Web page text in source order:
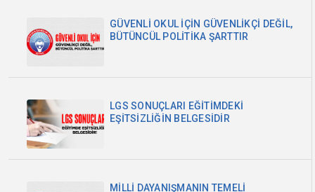
GÜVENLİ OKUL İÇİN GÜVENLİKÇİ DEĞİL,
BÜTÜNCÜL POLİTİKA ŞARTTIR
LGS SONUÇLARI EĞİTİMDEKİ
EŞİTSİZLİĞİN BELGESİDİR
MİLLİ DAYANIŞMANIN TEMELİ